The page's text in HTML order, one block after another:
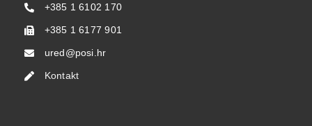
+385 1 6102 170
+385 1 6177 901
ured@posi.hr
Kontakt